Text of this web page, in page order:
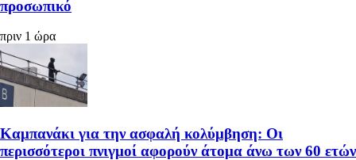
προσωπικό
πριν 1 ώρα
Καμπανάκι για την ασφαλή κολύμβηση: Οι
περισσότεροι πνιγμοί αφορούν άτομα άνω των 60 ετών